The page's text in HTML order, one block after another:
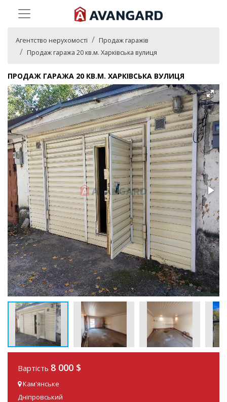
Агентство нерухомості
Продаж гаражів
Продаж гаража 20 кв.м. Харківська вулиця
ПРОДАЖ ГАРАЖА 20 КВ.М. ХАРКІВСЬКА ВУЛИЦЯ
Вартість 8 000 $
Кам'янське
Дніпровський